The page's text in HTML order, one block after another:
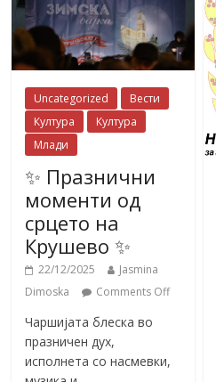
Uncategorized
Вести
Култура
Култура
Млади
✨ Празнични
моменти од
срцето на
Крушево ✨
22/12/2025
Jasmina
Dimoska
Comments Off
Чаршијата блеска во
празничен дух,
исполнета со насмевки,